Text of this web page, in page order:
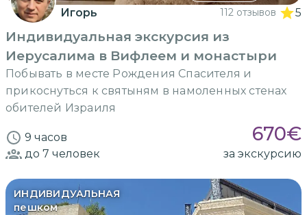
Игорь 112 отзывов 5
Индивидуальная экскурсия из
Иерусалима в Вифлеем и монастыри
Побывать в месте Рождения Спасителя и
прикоснуться к святыням в намоленных стенах
обителей Израиля
9 часов 670€
до 7 человек за экскурсию
ИНДИВИДУАЛЬНАЯ
пешком